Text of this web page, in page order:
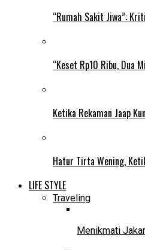
“Rumah Sakit Jiwa”:
“Keset Rp10 Ribu, Dua
Ketika Rekaman Jaap
Hatur Tirta Wening,
LIFE STYLE
Traveling
Menikmati